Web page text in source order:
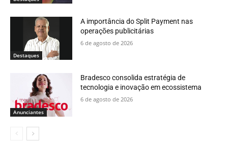
Destaques
A importância do Split Payment nas
operações publicitárias
6 de agosto de 2026
Anunciantes
Bradesco consolida estratégia de
tecnologia e inovação em ecossistema
6 de agosto de 2026